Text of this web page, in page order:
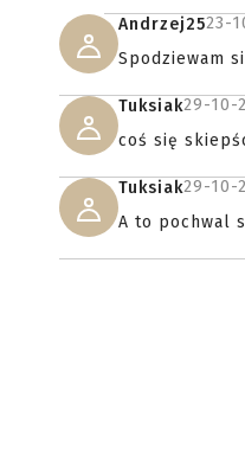
Andrzej2523-
Spodziewam
Tuksiak29-10-
coś się
Tuksiak29-10-
A to pochwal